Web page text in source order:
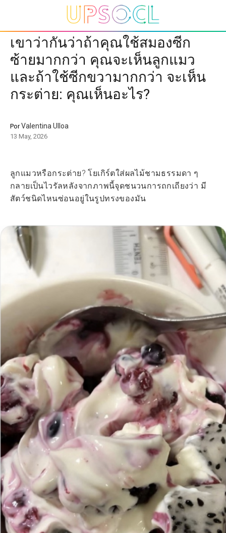
เขาว่ากันว่าถ้าคุณใช้สมองซีก
ซ้ายมากกว่า คุณจะเห็นลูกแมว
และถ้าใช้ซีกขวามากกว่า จะเห็น
กระต่าย: คุณเห็นอะไร?
PorValentina Ulloa
13 May, 2026
ลูกแมวหรือกระต่าย? โยเกิร์ตใส่ผลไม้ชามธรรมดา ๆ
กลายเป็นไวรัลหลังจากภาพนี้จุดชนวนการถกเถียงว่า มี
สัตว์ชนิดไหนซ่อนอยู่ในรูปทรงของมัน